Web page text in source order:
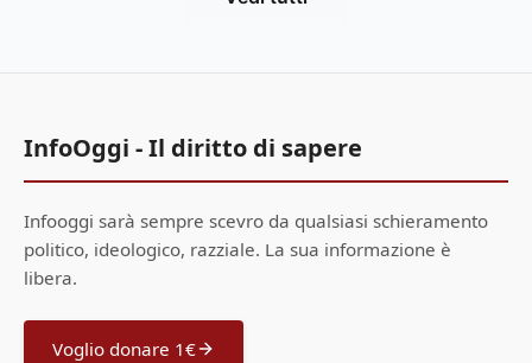
InfoOggi - Il diritto di sapere
Infooggi sarà sempre scevro da qualsiasi schieramento
politico, ideologico, razziale. La sua informazione è
libera.
Voglio donare 1€